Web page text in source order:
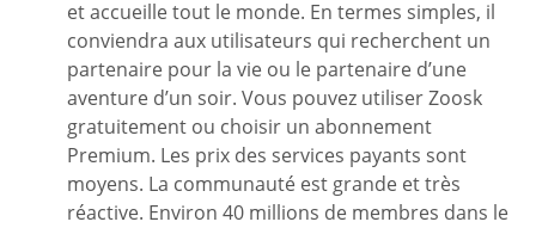
et accueille tout le monde. En termes simples, il
conviendra aux utilisateurs qui recherchent un
partenaire pour la vie ou le partenaire d’une
aventure d’un soir. Vous pouvez utiliser Zoosk
gratuitement ou choisir un abonnement
Premium. Les prix des services payants sont
moyens. La communauté est grande et très
réactive. Environ 40 millions de membres dans le